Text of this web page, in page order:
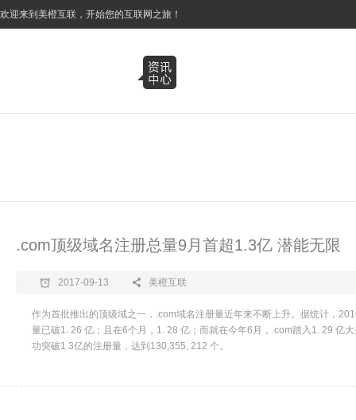
欢迎来到美橙互联，开始您的互联网之旅！
.com顶级域名注册总量9月首超1.3亿 潜能无限
2017-09-13 美橙互联
作为首批推出的顶级域之一，.com域名注册量近年来不断上升。据统计，
量已破1. 26 亿；且在6个月，1. 28 亿；而就在今年6月，.com踏入1. 29 亿
功突破1.3亿的注册量，达到130,355, 212 个。